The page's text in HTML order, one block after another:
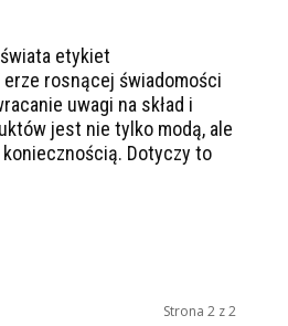
etykiet
rosnącej świadomości
uwagi na skład i
jest nie tylko modą, ale
Dotyczy to
Strona 2 z 2